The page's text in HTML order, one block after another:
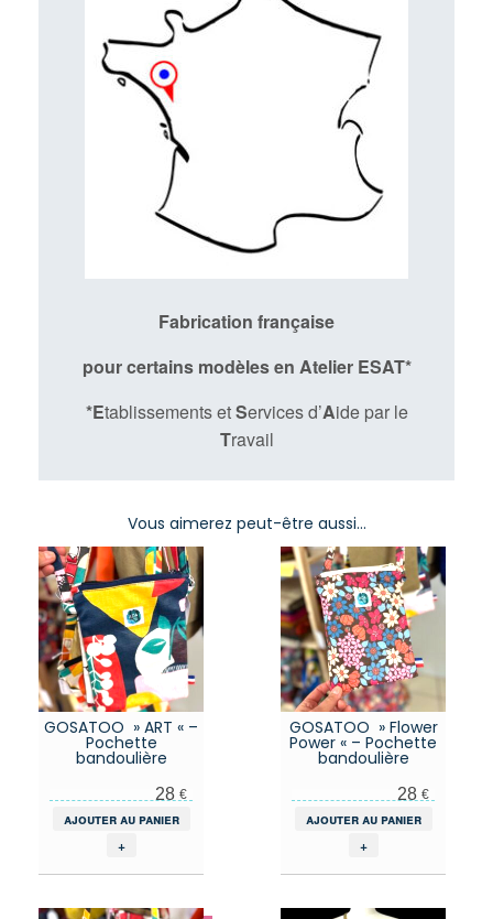
Fabrication française
pour certains modèles en Atelier ESAT*
*Etablissements etServices d’Aide par le
Travail
Vous aimerez peut-être aussi…
GOSATOO » ART « –
Pochette
bandoulière
28 €
ajouter au panier
+
GOSATOO » Flower
Power « – Pochette
bandoulière
28€
ajouter au panier
+